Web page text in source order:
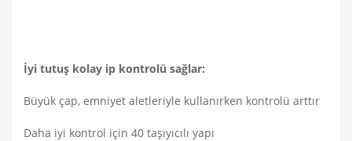
İyi tutuş kolay ip kontrolü sağlar:
Büyük çap, emniyet aletleriyle kullanırken kontrolü arttır
Daha iyi kontrol için 40 taşıyıcılı yapı